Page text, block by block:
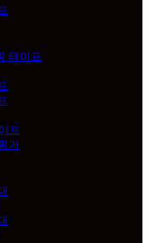
테이프
프
거